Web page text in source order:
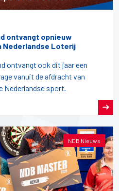
ontvangt opnieuw
Nederlandse Loterij
ontvangt ook dit jaar een
vanuit de afdracht van
Nederlandse sport.
NDB Nieuws